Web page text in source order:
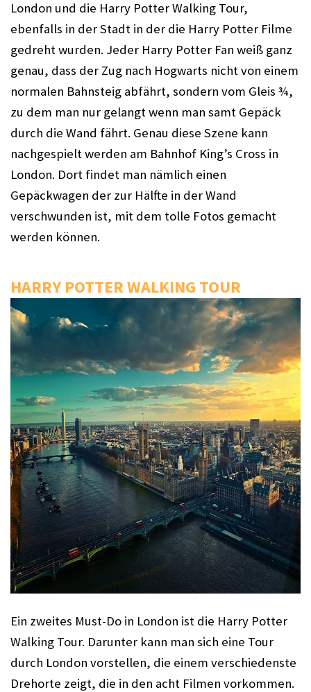
London und die Harry Potter Walking Tour,
ebenfalls in der Stadt in der die Harry Potter Filme
gedreht wurden. Jeder Harry Potter Fan weiß ganz
genau, dass der Zug nach Hogwarts nicht von einem
normalen Bahnsteig abfährt, sondern vom Gleis ¾,
zu dem man nur gelangt wenn man samt Gepäck
durch die Wand fährt. Genau diese Szene kann
nachgespielt werden am Bahnhof King’s Cross in
London. Dort findet man nämlich einen
Gepäckwagen der zur Hälfte in der Wand
verschwunden ist, mit dem tolle Fotos gemacht
werden können.
HARRY POTTER WALKING TOUR
Ein zweites Must-Do in London ist die Harry Potter
Walking Tour. Darunter kann man sich eine Tour
durch London vorstellen, die einem verschiedenste
Drehorte zeigt, die in den acht Filmen vorkommen.